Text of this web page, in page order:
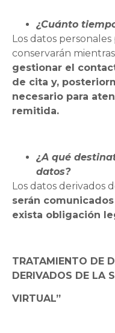
¿Cuánto
Los datos
conservarán mientras
gestionar el
de cita y,
necesario para
remitida.
¿A qué
datos?
Los datos derivados
serán
exista obligación
TRATAMIENTO DE
DERIVADOS DE LA
VIRTUAL”